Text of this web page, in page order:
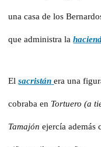
una casa de los
que administra la
Elsacristán era una
cobraba en Tortuero (a
Tamajón ejercía además